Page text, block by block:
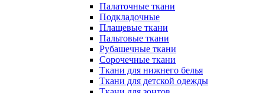
Палаточные ткани
Подкладочные
Плащевые ткани
Пальтовые ткани
Рубашечные ткани
Сорочечные ткани
Ткани для нижнего белья
Ткани для детской одежды